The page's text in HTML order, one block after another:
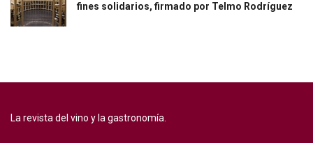
fines solidarios, firmado por Telmo Rodríguez
La revista del vino y la gastronomía.